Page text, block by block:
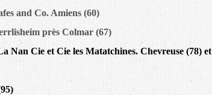
and Co. Amiens (60)
près Colmar (67)
Nan Cie et Cie les Matatchines. Chevreuse (78) et